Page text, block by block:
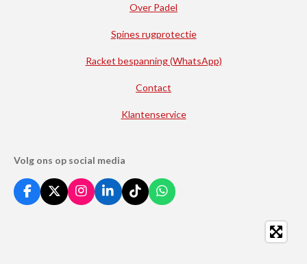
Over Padel
Spines rugprotectie
Racket bespanning (WhatsApp)
Contact
Klantenservice
Volg ons op social media
F
a
X
I
n
L
i
T
i
W
h